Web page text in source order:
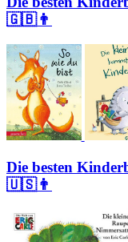
🇬🇧👨
Die besten
🇺🇸👨